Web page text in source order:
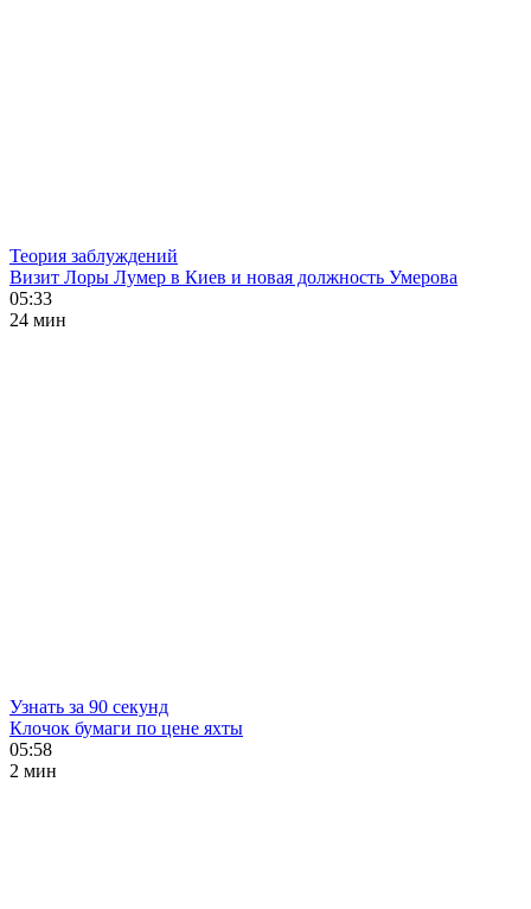
Теория заблуждений
Визит Лоры Лумер в Киев и новая должность Умерова
05:33
24 мин
Узнать за 90 секунд
Клочок бумаги по цене яхты
05:58
2 мин